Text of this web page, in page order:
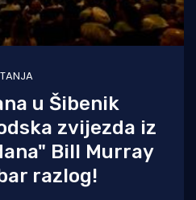
u Šibenik
zvijezda iz
Bill Murray
razlog!